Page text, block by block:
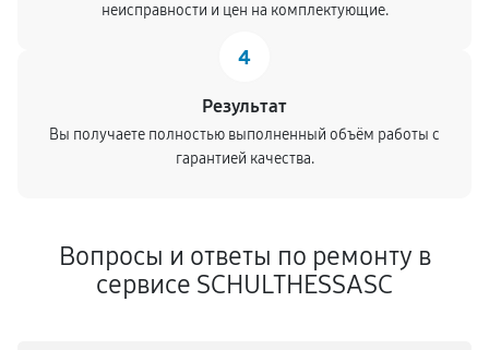
неисправности и цен на комплектующие.
4
Результат
Вы получаете полностью выполненный объём работы с
гарантией качества.
Вопросы и ответы по ремонту в
сервисе SCHULTHESSASC